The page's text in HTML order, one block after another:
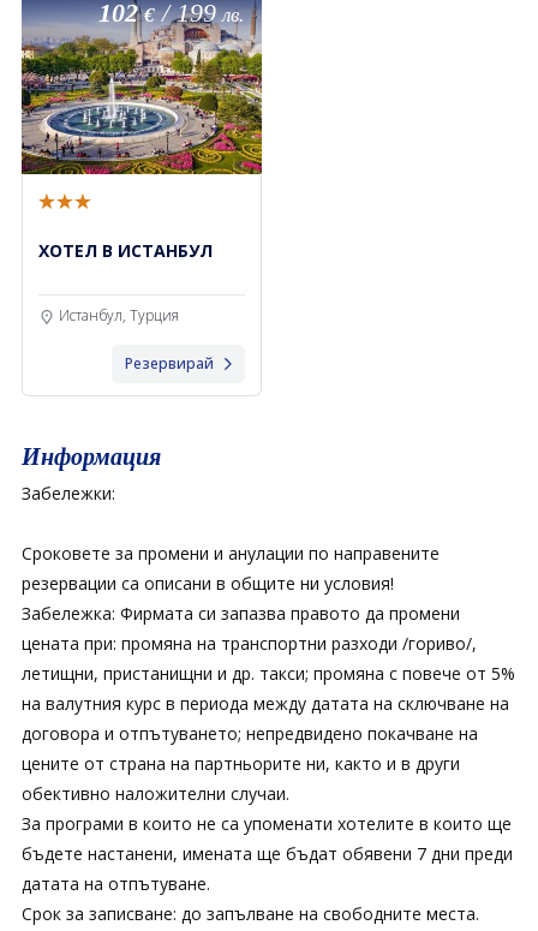
102 €/199 лв.
ХОТЕЛ В ИСТАНБУЛ
Истанбул, Турция
Резервирай
Информация
Забележки:
Сроковете за промени и анулации по направените
резервации са описани в общите ни условия!
Забележка: Фирмата си запазва правото да промени
цената при: промяна на транспортни разходи /гориво/,
летищни, пристанищни и др. такси; промяна с повече от 5%
на валутния курс в периода между датата на сключване на
договора и отпътуването; непредвидено покачване на
цените от страна на партньорите ни, както и в други
обективно наложителни случаи.
За програми в които не са упоменати хотелите в които ще
бъдете настанени, имената ще бъдат обявени 7 дни преди
датата на отпътуване.
Срок за записване: до запълване на свободните места.